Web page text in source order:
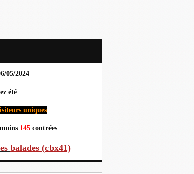
/05/2024
été
isiteurs uniques
145 contrées
balades (cbx41)